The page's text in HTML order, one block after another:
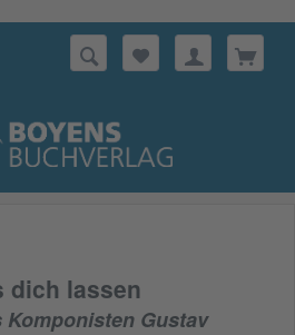
dich lassen
Komponisten Gustav